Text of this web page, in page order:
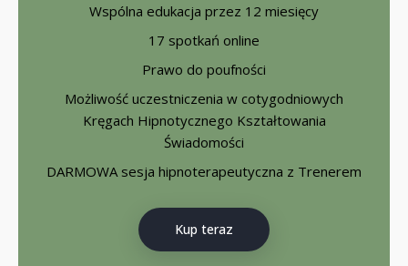
Wspólna edukacja przez 12 miesięcy
17 spotkań online
Prawo do poufności
Możliwość uczestniczenia w cotygodniowych
Kręgach Hipnotycznego Kształtowania
Świadomości
DARMOWA sesja hipnoterapeutyczna z Trenerem
Kup teraz